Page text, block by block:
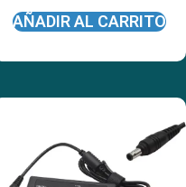
AÑADIR AL CARRITO